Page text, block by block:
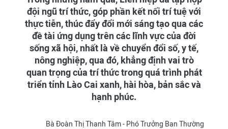
đội ngũ trí thức, góp phần kết nối trí tuệ với
thực tiễn, thúc đẩy đổi mới sáng tạo qua các
đề tài ứng dụng trên các lĩnh vực của đời
sống xã hội, nhất là về chuyển đổi số, y tế,
nông nghiệp, qua đó, khẳng định vai trò
quan trọng của trí thức trong quá trình phát
triển tỉnh Lào Cai xanh, hài hòa, bản sắc và
hạnh phúc.
Bà Đoàn Thị Thanh Tâm - Phó Trưởng Ban Thường